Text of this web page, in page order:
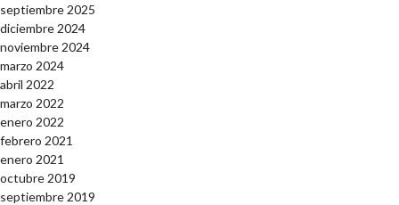
septiembre 2025
diciembre 2024
noviembre 2024
marzo 2024
abril 2022
marzo 2022
enero 2022
febrero 2021
enero 2021
octubre 2019
septiembre 2019